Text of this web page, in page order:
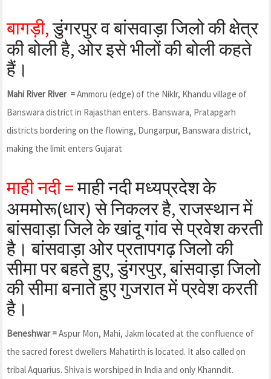
बागड़ी,डुंगरपुर व बांसवाड़ा जिलो की क्षेत्र
की बोली है, ओर इसे भीलों की बोली कहते
हैं।
Mahi River River =Ammoru (edge) of the Niklr, Khandu village of
Banswara district in Rajasthan enters. Banswara, Pratapgarh
districts bordering on the flowing, Dungarpur, Banswara district,
making the limit enters Gujarat
माही नदी =माही नदी मध्यप्रदेश के
अममोरू(धार) से निकलर है, राजस्थान में
बांसवाड़ा जिले के खांदू गांव से प्रवेश करती
है। बांसवाड़ा ओर प्रतापगढ़ जिलो की
सीमा पर बहते हुए, डुंगरपुर, बांसवाड़ा जिलो
की सीमा बनाते हुए गुजरात में प्रवेश करती
है।
Beneshwar =Aspur Mon, Mahi, Jakm located at the confluence of
the sacred forest dwellers Mahatirth is located. It also called on
tribal Aquarius. Shiva is worshiped in India and only Khanndit.